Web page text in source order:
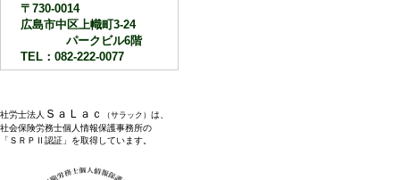
〒730-0014
広島市中区上幟町3-24
パークビル6階
TEL：082-222-0077
社労士法人 ＳａＬａｃ （サラック） は、
社会保険労務士個人情報保護事務所の
「ＳＲＰⅡ認証」を取得しています。